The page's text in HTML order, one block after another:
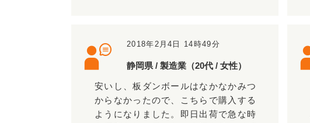
2018年2月4日 14時49分
静岡県 / 製造業（20代 / 女性）
安いし、板ダンボールはなかなかみつ
からなかったので、こちらで購入する
ようになりました。即日出荷で急な時